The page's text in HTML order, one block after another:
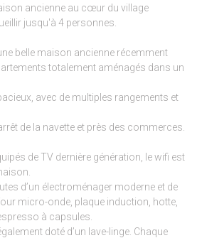
ancienne au cœur du village
jusqu'à 4 personnes.
belle maison ancienne récemment
totalement aménagés dans un
avec de multiples rangements et
de la navette et près des commerces.
de TV dernière génération, le wifi est
d’un électroménager moderne et de
micro-onde, plaque induction, hotte,
à capsules.
doté d’un lave-linge. Chaque